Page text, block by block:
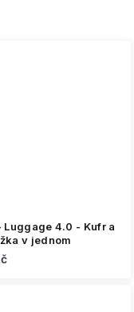
Luggage 4.0 - Kufr a
v jednom